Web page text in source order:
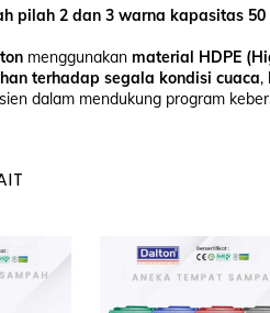
pilah 2 dan 3 warna kapasitas 50
menggunakan material HDPE
terhadap segala kondisi cuaca,
dalam mendukung program